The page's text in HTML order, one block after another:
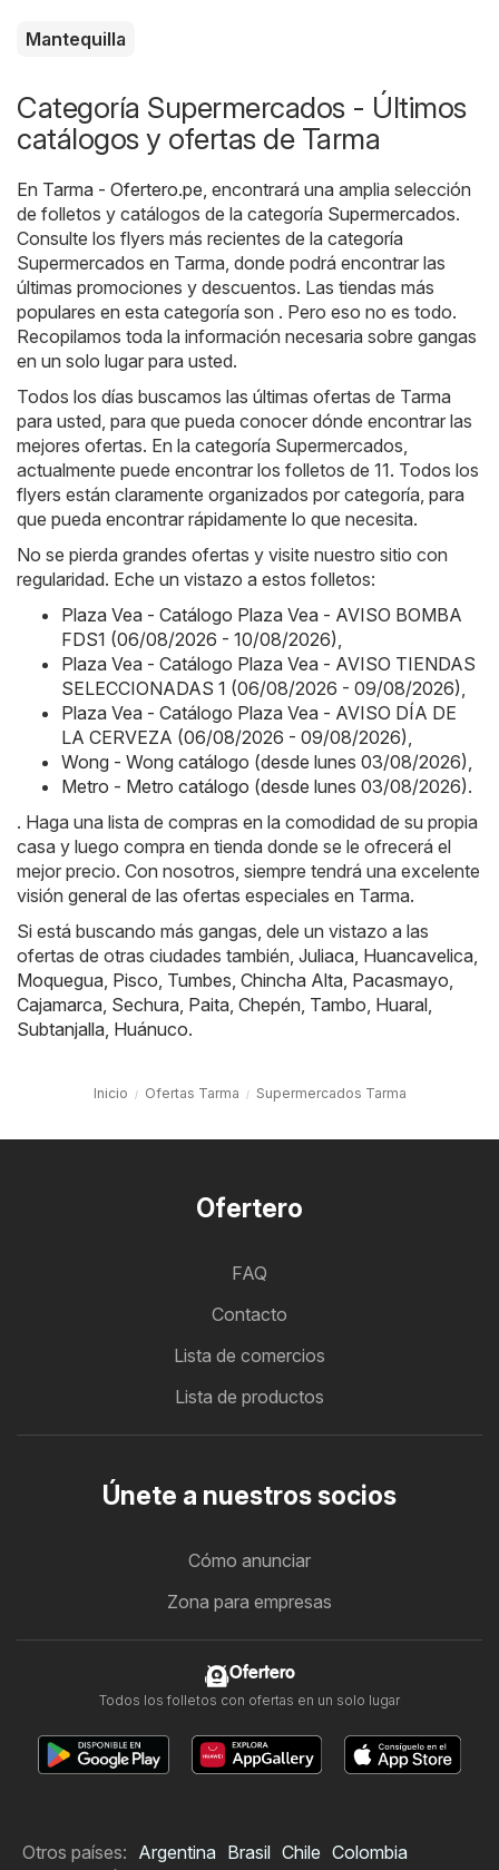
Mantequilla
Categoría Supermercados - Últimos
catálogos y ofertas de Tarma
En Tarma - Ofertero.pe, encontrará una amplia selección
de folletos y catálogos de la categoría Supermercados.
Consulte los flyers más recientes de la categoría
Supermercados en Tarma, donde podrá encontrar las
últimas promociones y descuentos. Las tiendas más
populares en esta categoría son . Pero eso no es todo.
Recopilamos toda la información necesaria sobre gangas
en un solo lugar para usted.
Todos los días buscamos las últimas ofertas de Tarma
para usted, para que pueda conocer dónde encontrar las
mejores ofertas. En la categoría Supermercados,
actualmente puede encontrar los folletos de 11. Todos los
flyers están claramente organizados por categoría, para
que pueda encontrar rápidamente lo que necesita.
No se pierda grandes ofertas y visite nuestro sitio con
regularidad. Eche un vistazo a estos folletos:
Plaza Vea - Catálogo Plaza Vea - AVISO BOMBA
FDS1 (06/08/2026 - 10/08/2026),
Plaza Vea - Catálogo Plaza Vea - AVISO TIENDAS
SELECCIONADAS 1 (06/08/2026 - 09/08/2026),
Plaza Vea - Catálogo Plaza Vea - AVISO DÍA DE
LA CERVEZA (06/08/2026 - 09/08/2026),
Wong - Wong catálogo (desde lunes 03/08/2026),
Metro - Metro catálogo (desde lunes 03/08/2026).
. Haga una lista de compras en la comodidad de su propia
casa y luego compra en tienda donde se le ofrecerá el
mejor precio. Con nosotros, siempre tendrá una excelente
visión general de las ofertas especiales en Tarma.
Si está buscando más gangas, dele un vistazo a las
ofertas de otras ciudades también, Juliaca, Huancavelica,
Moquegua, Pisco, Tumbes, Chincha Alta, Pacasmayo,
Cajamarca, Sechura, Paita, Chepén, Tambo, Huaral,
Subtanjalla, Huánuco.
Inicio Ofertas Tarma Supermercados Tarma
Ofertero
FAQ
Contacto
Lista de comercios
Lista de productos
Únete a nuestros socios
Cómo anunciar
Zona para empresas
Ofertero
Todos los folletos con ofertas en un solo lugar
Otros países: Argentina Brasil Chile Colombia